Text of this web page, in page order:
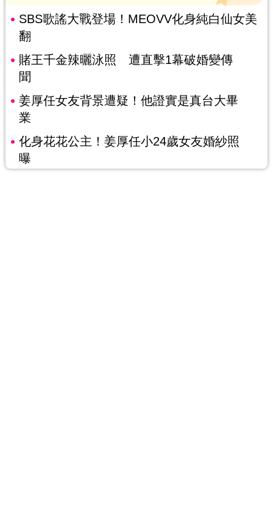
SBS歌謠大戰登場！MEOVV化身純白仙女美
翻
賭王千金辣曬泳照 遭直擊1幕破婚變傳
聞
姜厚任女友背景遭疑！他證實是真台大畢
業
化身花花公主！姜厚任小24歲女友婚紗照
曝